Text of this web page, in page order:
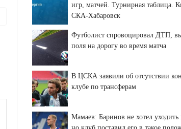
игр, матчей. Турнирная таблица.
СКА-Хабаровск
Футболист спровоцировал ДТП,
поля на дорогу во время матча
В ЦСКА заявили об отсутствии
клубе по трансферам
Мамаев: Баринов не хотел уходить